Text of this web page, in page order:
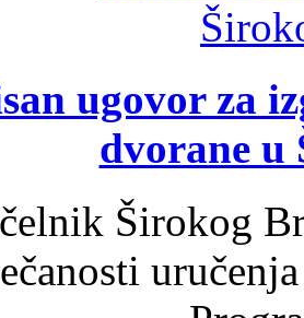
ugovor za
dvorane u
Širokog